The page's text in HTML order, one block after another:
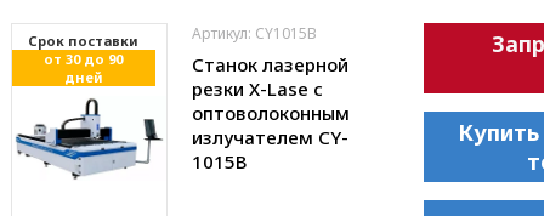
Cрок поставки
от 30 до 90
дней
Артикул: CY1015B
Станок лазерной
резки X-Lase с
оптоволоконным
излучателем CY-
1015B